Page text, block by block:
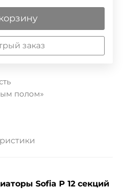
заказ
полом»
Sofia P 12 секций